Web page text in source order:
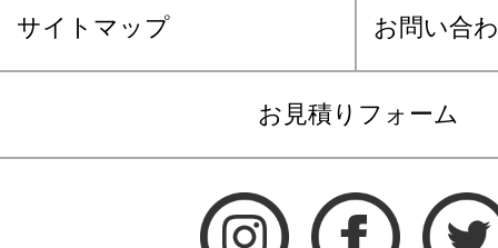
サイトマップ お問い合
お見積りフォーム